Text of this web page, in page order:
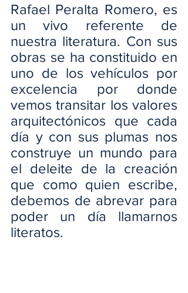
Rafael Peralta Romero, es
un vivo referente de
nuestra literatura. Con sus
obras se ha constituido en
uno de los vehículos por
excelencia por donde
vemos transitar los valores
arquitectónicos que cada
día y con sus plumas nos
construye un mundo para
el deleite de la creación
que como quien escribe,
debemos de abrevar para
poder un día llamarnos
literatos.